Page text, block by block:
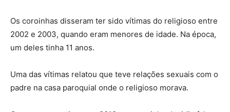
Os coroinhas disseram ter sido vítimas do religioso entre
2002 e 2003, quando eram menores de idade. Na época,
um deles tinha 11 anos.
Uma das vítimas relatou que teve relações sexuais com o
padre na casa paroquial onde o religioso morava.